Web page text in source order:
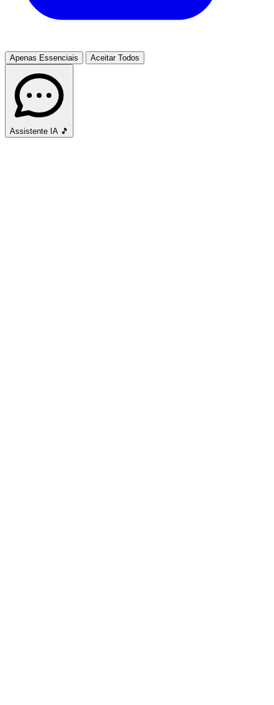
Apenas Essenciais Aceitar Todos
Assistente IA 🎵